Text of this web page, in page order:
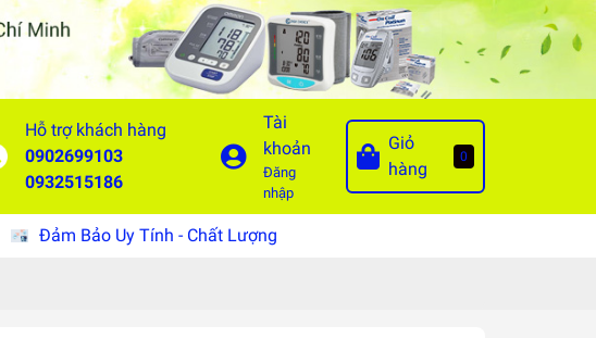
Hỗ trợ khách hàng
0902699103
0932515186
Tài
khoản
Đăng
nhập
Giỏ
hàng
0
Đảm Bảo Uy Tính - Chất Lượng